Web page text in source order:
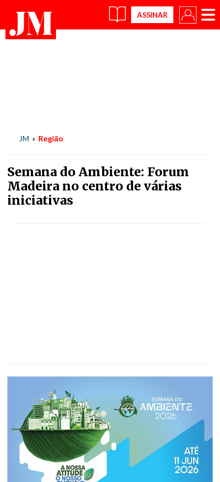
×
JM » Região
Semana do Ambiente: Forum
Madeira no centro de várias
iniciativas